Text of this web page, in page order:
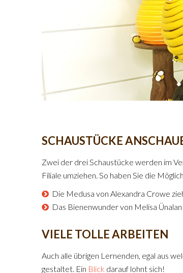
SCHAUSTÜCKE
Zwei der drei Schaustücke werden im
Filiale umziehen. So haben Sie die
Die Medusa von Alexandra Crowe
Das Bienenwunder von Melisa
VIELE TOLLE ARBEITEN
Auch alle übrigen Lernenden, egal aus
gestaltet. Ein Blick darauf lohnt sich!